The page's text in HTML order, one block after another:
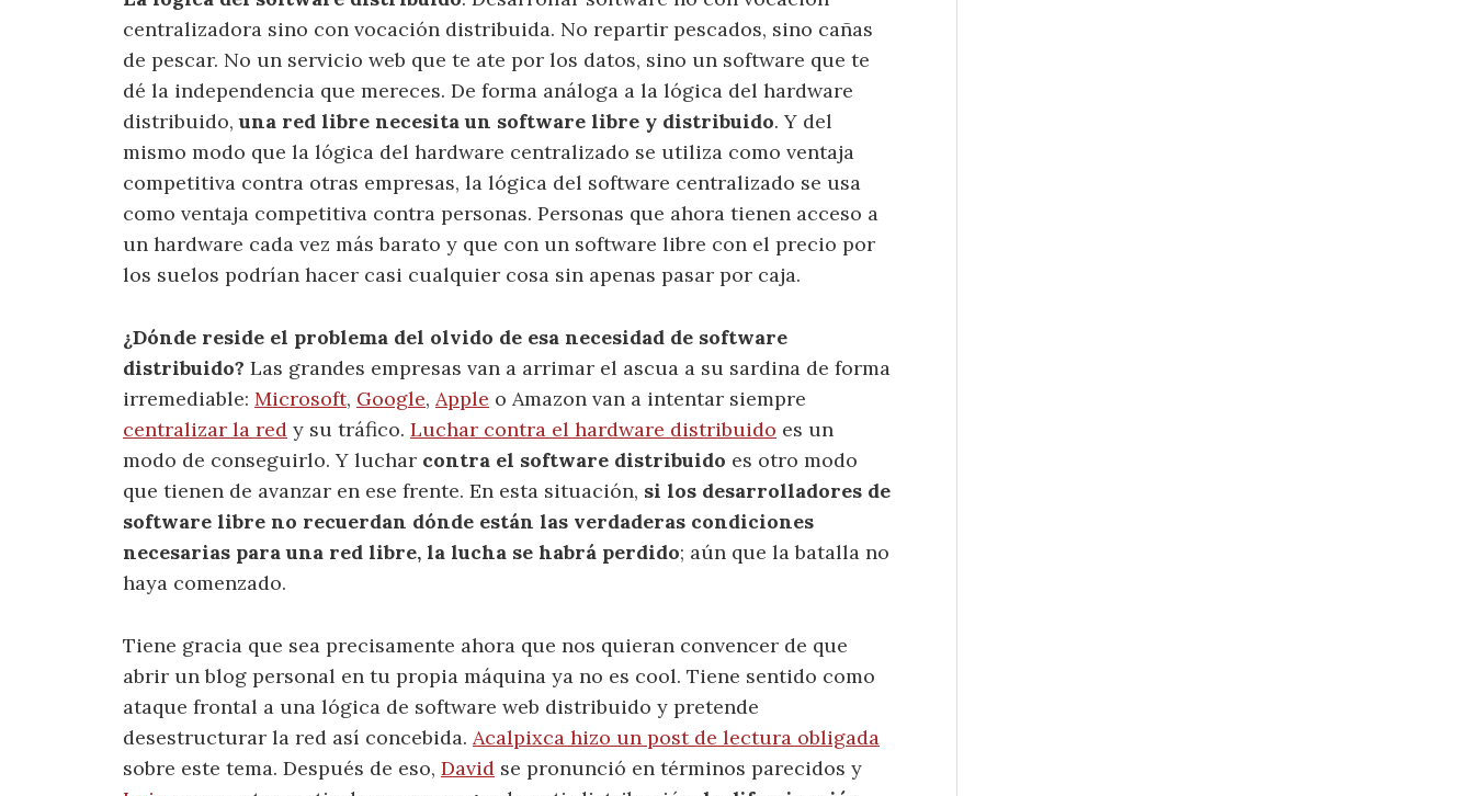
centralizadora sino con vocación distribuida. No repartir pescados, sino cañas
de pescar. No un servicio web que te ate por los datos, sino un software que te
dé la independencia que mereces. De forma análoga a la lógica del hardware
distribuido,una red libre necesita un software libre y distribuido. Y del
mismo modo que la lógica del hardware centralizado se utiliza como ventaja
competitiva contra otras empresas, la lógica del software centralizado se usa
como ventaja competitiva contra personas. Personas que ahora tienen acceso a
un hardware cada vez más barato y que con un software libre con el precio por
los suelos podrían hacer casi cualquier cosa sin apenas pasar por caja.
¿Dónde reside el problema del olvido de esa necesidad de software
distribuido? Las grandes empresas van a arrimar el ascua a su sardina de forma
irremediable: Microsoft, Google, Apple o Amazon van a intentar siempre
centralizar la red y su tráfico. Luchar contra el hardware distribuido es un
modo de conseguirlo. Y luchar contra el software distribuido es otro modo
que tienen de avanzar en ese frente. En esta situación, si los desarrolladores de
software libre no recuerdan dónde están las verdaderas condiciones
necesarias para una red libre, la lucha se habrá perdido; aún que la batalla no
haya comenzado.
Tiene gracia que sea precisamente ahora que nos quieran convencer de que
abrir un blog personal en tu propia máquina ya no es cool. Tiene sentido como
ataque frontal a una lógica de software web distribuido y pretende
desestructurar la red así concebida. Acalpixca hizo un post de lectura obligada
sobre este tema. Después de eso, David se pronunció en términos parecidos y